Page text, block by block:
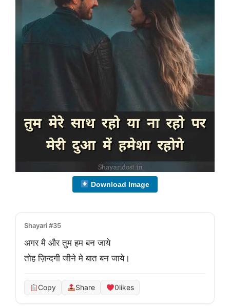
Download Image
Shayari #35
अगर मै और तुम हम बन जाये
तोह ज़िन्दगी जीने मे बात बन जाये।
Copy Share 0likes